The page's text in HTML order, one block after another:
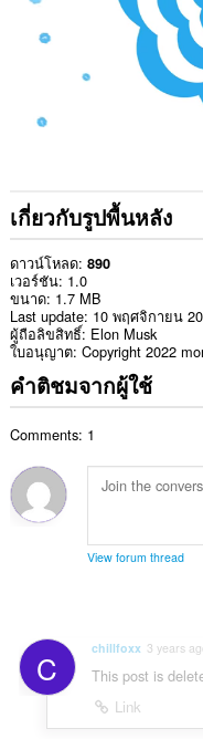
เกี่ยวกับรูปพื้นหลัง
ดาวน์โหลด 890
เวอร์ชัน 1.0
ขนาด 1.7 MB
Last update 10 พฤศจิกายน
ผู้ถือลิขสิทธิ์ Elon Musk
ใบอนุญาต Copyright 2022
คำติชมจากผู้ใช้
Comments: 1
View forum thread
C chillfoxx 3 years
This post is
Link